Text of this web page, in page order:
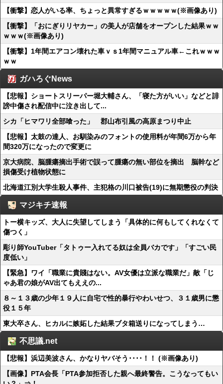
【衝撃】恋人がいる率、ちょっと異常すぎるｗｗｗｗｗ(※画像あり)
【衝撃】「おにぎりリヤカー」の美人が店舗をオープンした結果ｗｗ
ｗｗｗ(※画像あり)
【衝撃】1年間エアコン壊れた車ｖｓ1年間マニュアル車←これｗｗｗ
ｗｗ
ガハろぐNews
【悲報】ショートスリーパー堀大輔さん、「寝た方がいい」などと誹
謗中傷され配信中に泣き出して...
シカ「ヒマワリ全部喰った」 郡山布引風の高原まつり中止
【悲報】太鼓の達人、お馴染みのフォントの使用料が年間6万から年
間320万になったので変更に
京大病院、脳腫瘍摘出手術で誤って腫瘍の無い部位を摘出 脳幹など
損傷受け植物状態に
北海道江別大学生殺人事件、主犯格の川口被告(19)に無期懲役の判決
マジキチ速報
トー横キッズ、大人に失望してしまう「具体的に何もしてくれなくて
傷つく」
彫り師YouTuber「タトゥー入れてる奴は全員バカです」「すごい民
度低い」
【緊急】ワイ「職業に貴賤はない。AV女優は立派な職業だ」敵「じ
ゃあ君の娘がAV出てもええの...
８～１３歳の少年１９人に自宅で性的暴行やわいせつ、３１歳男に懲
役１５年
東大卒さん、ヒカルに嫉妬した結果ブタ箱送りになってしまう…
不思議.net
【悲報】浜辺美波さん、かなりヤバそう････！！ (※画像あり)
【画像】PTA会長「PTA参加拒否した親へ最終警告。こうなってもい